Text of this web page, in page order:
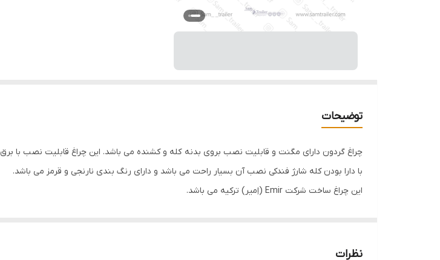
توضیحات
چراغ گردون دارای مگنت و قابلیت نصب بروی بدنه کله و کشنده می باشد. این چراغ قابلیت نصب با برق 12 و 24 ولت را دارد که همچنین دارای سه حالت فلاشر است.
با دارا بودن کله شارژ فندکی نصب آن بسیار راحت می باشد و دارای رنگ بندی نارنجی و قرمز می باشد.
این چراغ ساخت شرکت Emir (اِمیر) ترکیه می باشد.
نظرات